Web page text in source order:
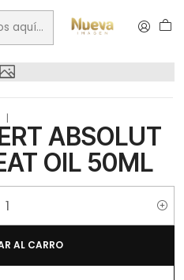
REPAIR WHEAT OIL 50ML
|
ABSOLUT
OIL 50ML
AL CARRO